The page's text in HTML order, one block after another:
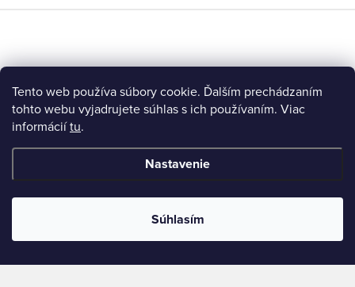
Tento web používa súbory cookie. Ďalším prechádzaním
tohto webu vyjadrujete súhlas s ich používaním. Viac
informáciítu.
Nastavenie
Súhlasím